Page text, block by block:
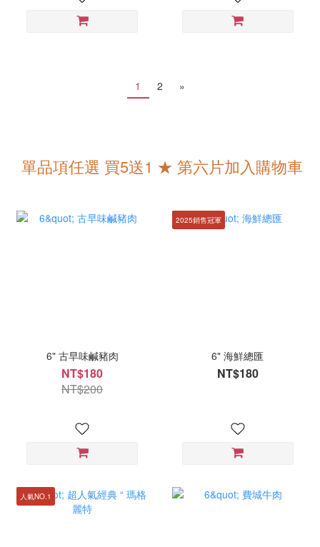
1 2 »
單品項任選 買5送1 ★ 第六片加入購物車
6" 古早味鹹豬肉
NT$180
NT$200
2025銷售冠軍
6" 海鮮總匯
NT$180
人氣NO.1